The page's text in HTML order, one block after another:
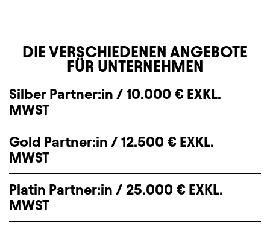
DIE VERSCHIEDENEN ANGEBOTE
FÜR UNTERNEHMEN
Silber Partner:in / 10.000 € EXKL.
MWST
Gold Partner:in / 12.500 € EXKL.
MWST
Platin Partner:in / 25.000 € EXKL.
MWST